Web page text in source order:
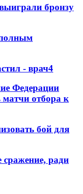
бронзу
- врач4
Федерации
отбора к
бой для
сражение, ради